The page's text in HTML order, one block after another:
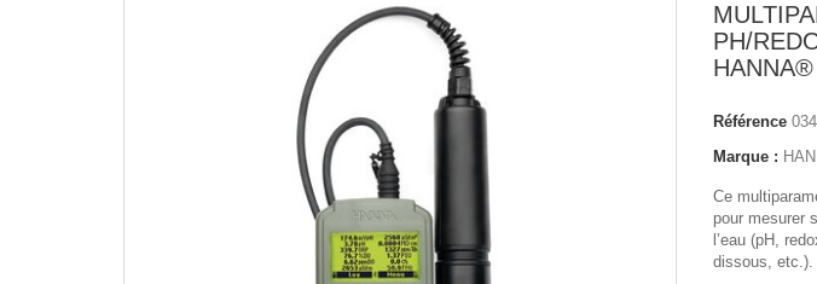
PH/
HANNA®
Référence
Marque :
Ce
pour mesurer
l’eau (pH,
dissous, etc.).